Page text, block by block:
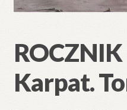
Karpat.